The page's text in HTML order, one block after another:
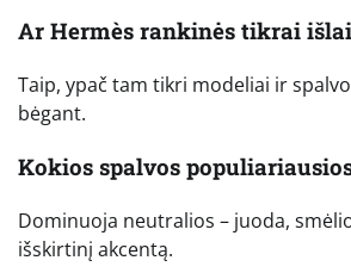
Ar Hermès rankinės tikrai
Taip, ypač tam tikri modeliai ir
bėgant.
Kokios spalvos
Dominuoja neutralios – juoda,
išskirtinį akcentą.